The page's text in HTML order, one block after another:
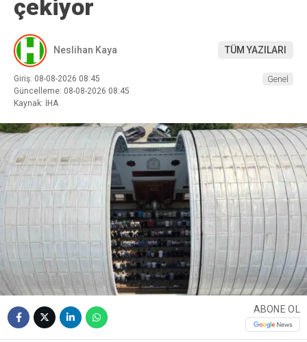
çekiyor
Neslihan Kaya TÜM YAZILARI
Giriş: 08-08-2026 08:45
Güncelleme: 08-08-2026 08:45
Kaynak: İHA
Genel
ABONE OL